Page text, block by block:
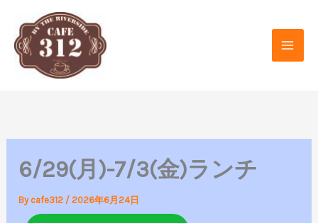
プ
6/29(月)-7/3(金)ランチ
By cafe312 /2026年6月24日